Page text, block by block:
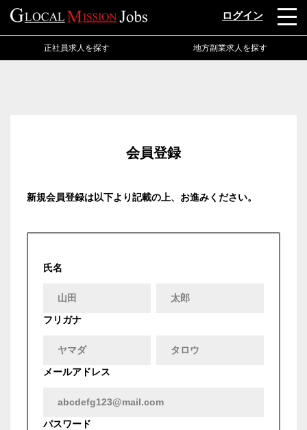
ログイン
正社員求人を探す 地方副業求人を探す
会員登録
新規会員登録は以下より記載の上、お進みください。
氏名
フリガナ
メールアドレス
パスワード